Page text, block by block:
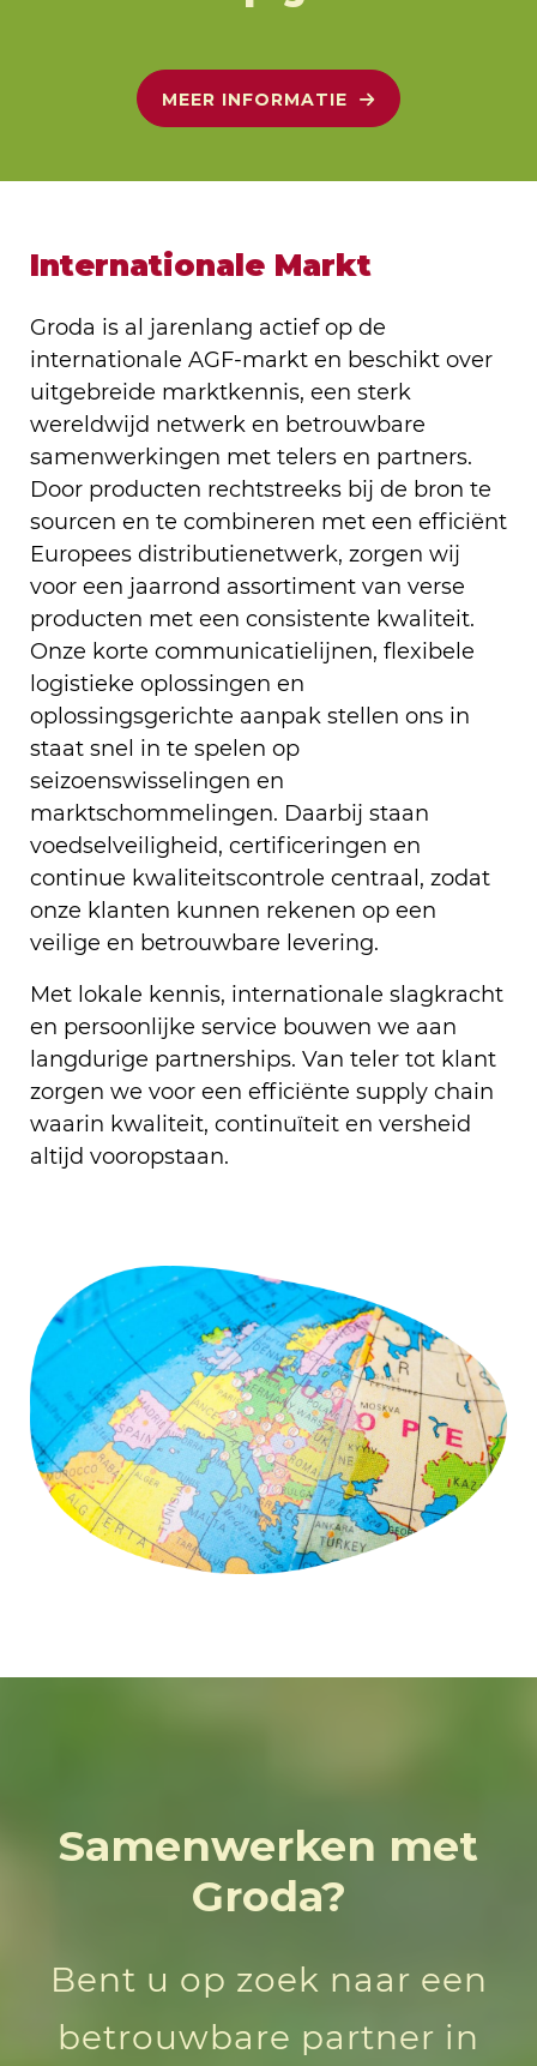
MEER INFORMATIE
Internationale Markt
Groda is al jarenlang actief op de
internationale AGF-markt en beschikt over
uitgebreide marktkennis, een sterk
wereldwijd netwerk en betrouwbare
samenwerkingen met telers en partners.
Door producten rechtstreeks bij de bron te
sourcen en te combineren met een efficiënt
Europees distributienetwerk, zorgen wij
voor een jaarrond assortiment van verse
producten met een consistente kwaliteit.
Onze korte communicatielijnen, flexibele
logistieke oplossingen en
oplossingsgerichte aanpak stellen ons in
staat snel in te spelen op
seizoenswisselingen en
marktschommelingen. Daarbij staan
voedselveiligheid, certificeringen en
continue kwaliteitscontrole centraal, zodat
onze klanten kunnen rekenen op een
veilige en betrouwbare levering.
Met lokale kennis, internationale slagkracht
en persoonlijke service bouwen we aan
langdurige partnerships. Van teler tot klant
zorgen we voor een efficiënte supply chain
waarin kwaliteit, continuïteit en versheid
altijd vooropstaan.
Samenwerken met
Groda?
Bent u op zoek naar een
betrouwbare partner in